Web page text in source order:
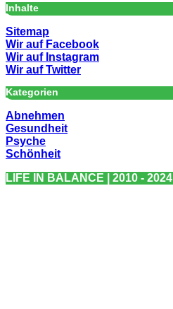
Inhalte
Sitemap
Wir auf Facebook
Wir auf Instagram
Wir auf Twitter
Kategorien
Abnehmen
Gesundheit
Psyche
Schönheit
LIFE IN BALANCE | 2010 - 2024